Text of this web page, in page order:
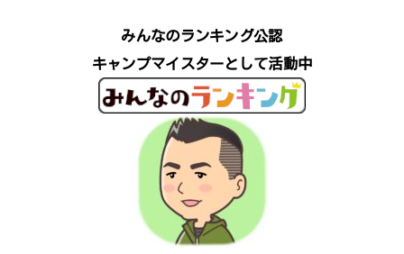
みんなのランキング公認
キャンプマイスターとして活動中